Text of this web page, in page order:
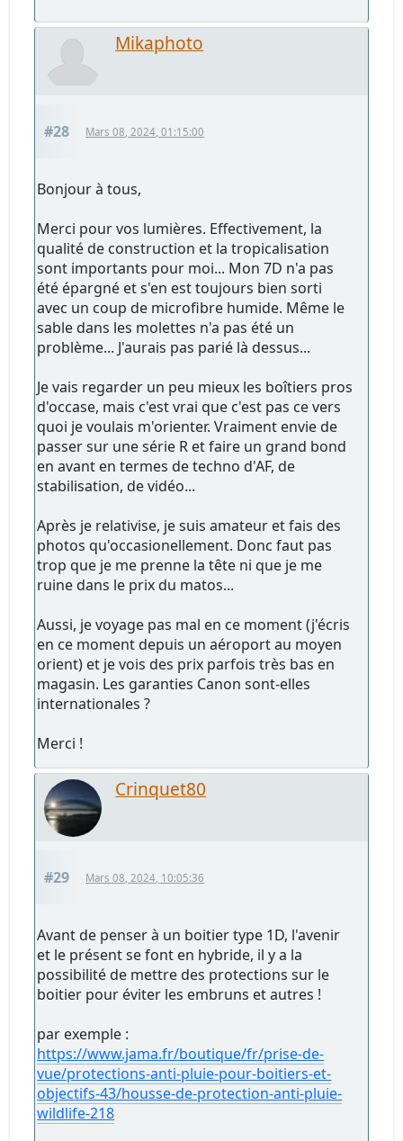
Mikaphoto
#28 Mars 08, 2024, 01:15:00
Bonjour à tous,
Merci pour vos lumières. Effectivement, la
qualité de construction et la tropicalisation
sont importants pour moi... Mon 7D n'a pas
été épargné et s'en est toujours bien sorti
avec un coup de microfibre humide. Même le
sable dans les molettes n'a pas été un
problème... J'aurais pas parié là dessus...
Je vais regarder un peu mieux les boîtiers pros
d'occase, mais c'est vrai que c'est pas ce vers
quoi je voulais m'orienter. Vraiment envie de
passer sur une série R et faire un grand bond
en avant en termes de techno d'AF, de
stabilisation, de vidéo...
Après je relativise, je suis amateur et fais des
photos qu'occasionellement. Donc faut pas
trop que je me prenne la tête ni que je me
ruine dans le prix du matos...
Aussi, je voyage pas mal en ce moment (j'écris
en ce moment depuis un aéroport au moyen
orient) et je vois des prix parfois très bas en
magasin. Les garanties Canon sont-elles
internationales ?
Merci !
Crinquet80
#29 Mars 08, 2024, 10:05:36
Avant de penser à un boitier type 1D, l'avenir
et le présent se font en hybride, il y a la
possibilité de mettre des protections sur le
boitier pour éviter les embruns et autres !
par exemple :
https://www.jama.fr/boutique/fr/prise-de-
vue/protections-anti-pluie-pour-boitiers-et-
objectifs-43/housse-de-protection-anti-pluie-
wildlife-218